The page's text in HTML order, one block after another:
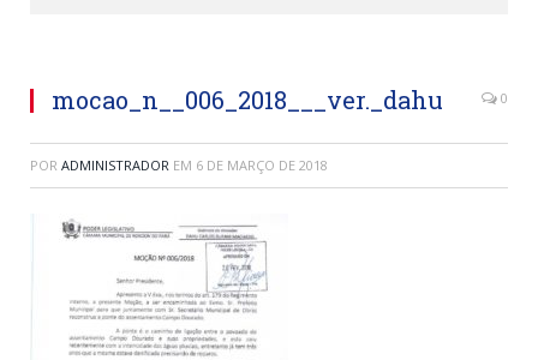
mocao_n__006_2018___ver._dahu 0
POR ADMINISTRADOR EM 6 DE MARÇO DE 2018